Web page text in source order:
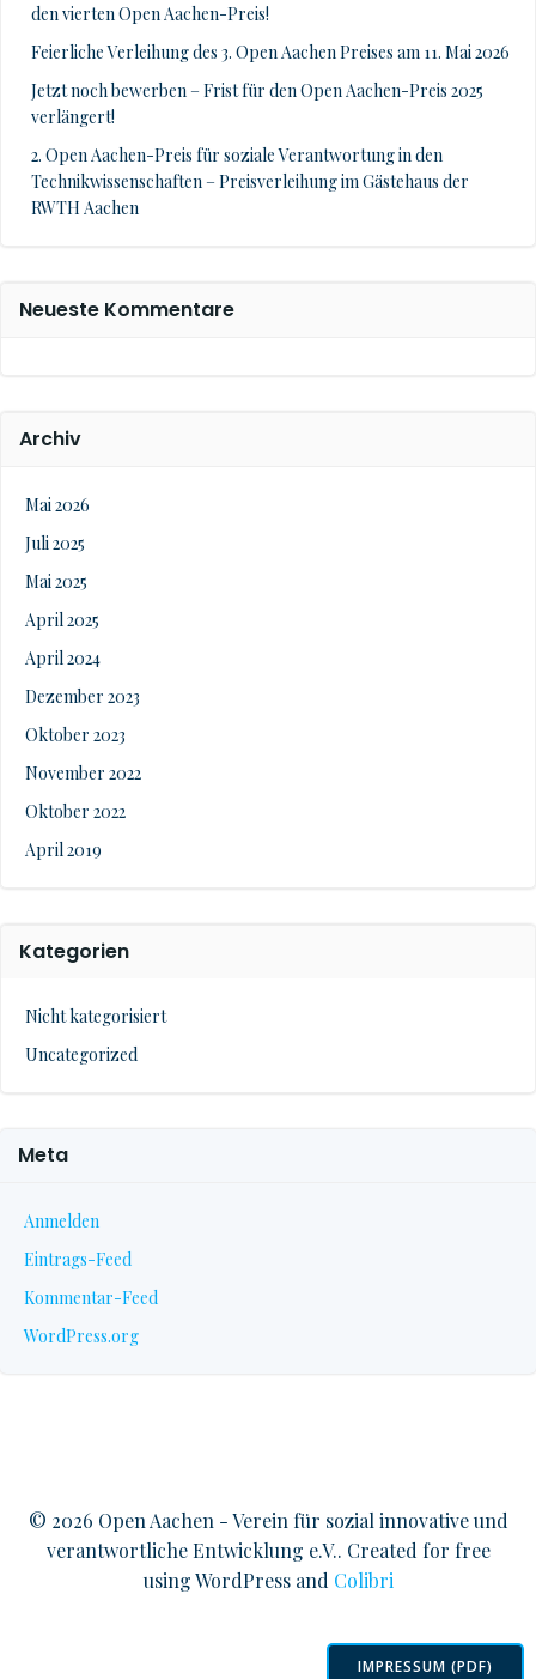
den vierten Open Aachen-Preis!
Feierliche Verleihung des 3. Open Aachen Preises am 11. Mai 2026
Jetzt noch bewerben – Frist für den Open Aachen-Preis 2025
verlängert!
2. Open Aachen-Preis für soziale Verantwortung in den
Technikwissenschaften – Preisverleihung im Gästehaus der
RWTH Aachen
Neueste Kommentare
Archiv
Mai 2026
Juli 2025
Mai 2025
April 2025
April 2024
Dezember 2023
Oktober 2023
November 2022
Oktober 2022
April 2019
Kategorien
Nicht kategorisiert
Uncategorized
Meta
Anmelden
Eintrags-Feed
Kommentar-Feed
WordPress.org
© 2026 Open Aachen - Verein für sozial innovative und
verantwortliche Entwicklung e.V.. Created for free
using WordPress and Colibri
IMPRESSUM (PDF)